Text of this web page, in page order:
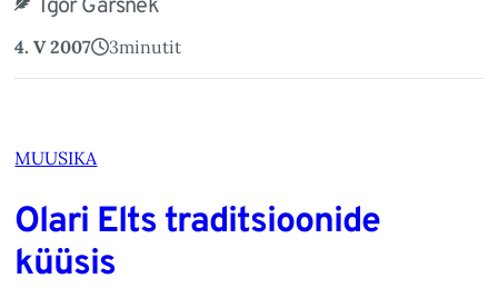
Igor Garšnek
4. V 2007 3minutit
MUUSIKA
Olari Elts traditsioonide
küüsis